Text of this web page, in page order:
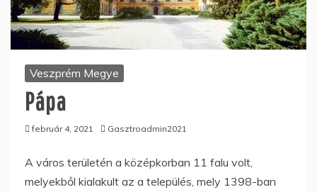
Veszprém Megye
Pápa
február 4, 2021 Gasztroadmin2021
A város területén a középkorban 11 falu volt,
melyekből kialakult az a település, mely 1398-ban